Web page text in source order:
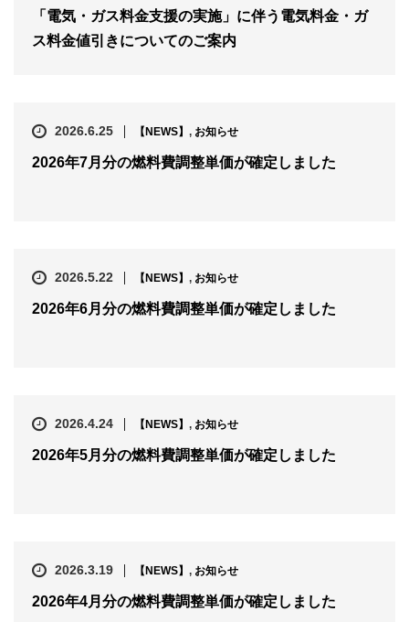
「電気・ガス料金支援の実施」に伴う電気料金・ガ
ス料金値引きについてのご案内
2026.6.25 【NEWS】 , お知らせ
2026年7月分の燃料費調整単価が確定しました
2026.5.22 【NEWS】 , お知らせ
2026年6月分の燃料費調整単価が確定しました
2026.4.24 【NEWS】 , お知らせ
2026年5月分の燃料費調整単価が確定しました
2026.3.19 【NEWS】 , お知らせ
2026年4月分の燃料費調整単価が確定しました